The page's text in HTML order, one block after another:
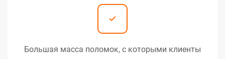
Большая масса поломок, с которыми клиенты